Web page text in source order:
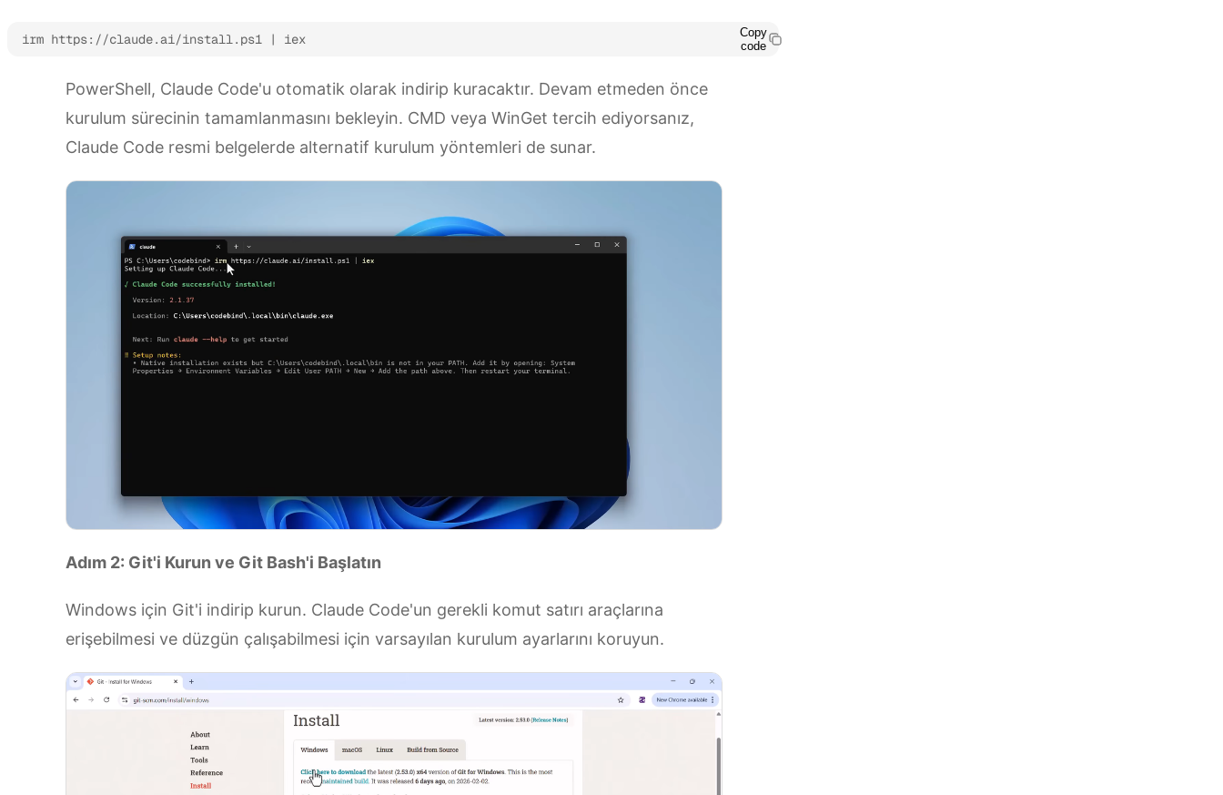
irm https://claude.ai/install.ps1 | iex
Copy
code
PowerShell, Claude Code'u otomatik olarak indirip kuracaktır. Devam etmeden önce
kurulum sürecinin tamamlanmasını bekleyin. CMD veya WinGet tercih ediyorsanız,
Claude Code resmi belgelerde alternatif kurulum yöntemleri de sunar.
Adım 2: Git'i Kurun ve Git Bash'i Başlatın
Windows için Git'i indirip kurun. Claude Code'un gerekli komut satırı araçlarına
erişebilmesi ve düzgün çalışabilmesi için varsayılan kurulum ayarlarını koruyun.